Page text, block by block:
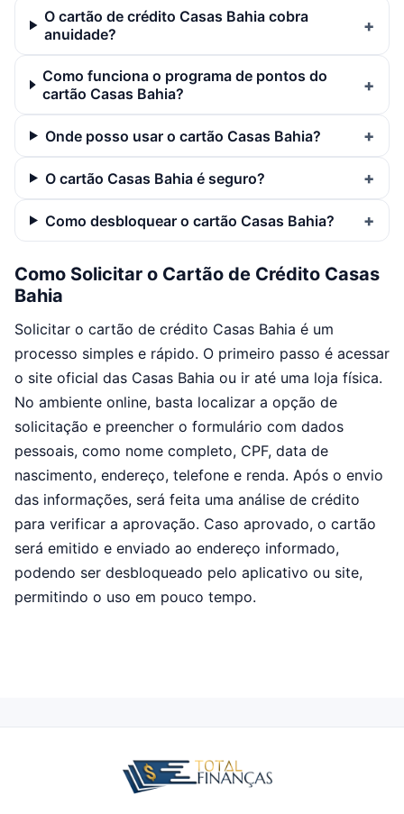
O cartão de crédito Casas Bahia cobra
anuidade?
Como funciona o programa de pontos do
cartão Casas Bahia?
Onde posso usar o cartão Casas Bahia?
O cartão Casas Bahia é seguro?
Como desbloquear o cartão Casas Bahia?
Como Solicitar o Cartão de Crédito Casas
Bahia
Solicitar o cartão de crédito Casas Bahia é um
processo simples e rápido. O primeiro passo é acessar
o site oficial das Casas Bahia ou ir até uma loja física.
No ambiente online, basta localizar a opção de
solicitação e preencher o formulário com dados
pessoais, como nome completo, CPF, data de
nascimento, endereço, telefone e renda. Após o envio
das informações, será feita uma análise de crédito
para verificar a aprovação. Caso aprovado, o cartão
será emitido e enviado ao endereço informado,
podendo ser desbloqueado pelo aplicativo ou site,
permitindo o uso em pouco tempo.